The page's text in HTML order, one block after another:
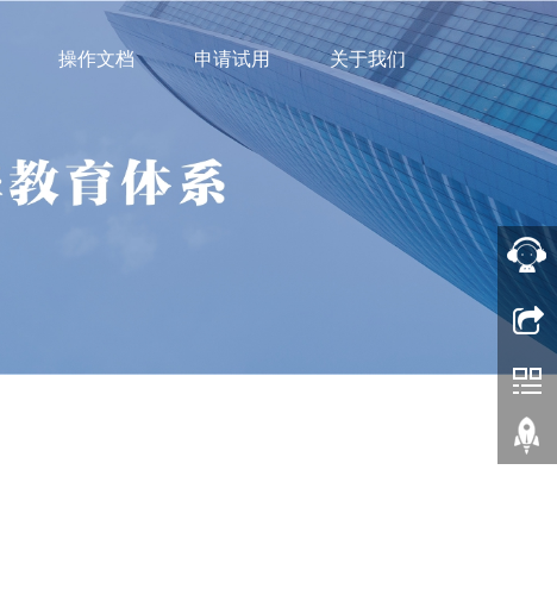
操作文档 申请试用 关于我们